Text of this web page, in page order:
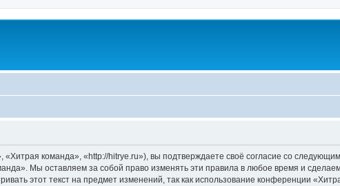
команда», «http://hitrye.ru»), вы подтверждаете своё согласие со
Мы оставляем за собой право изменять эти правила в любое время и
этот текст на предмет изменений, так как использование конференции